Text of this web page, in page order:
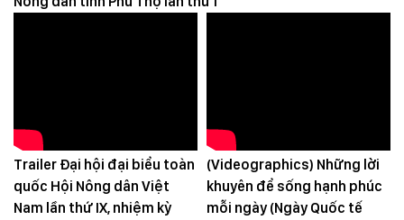
Trailer Đại hội đại biểu toàn
quốc Hội Nông dân Việt
Nam lần thứ IX, nhiệm kỳ
(Videographics) Những lời
khuyên để sống hạnh phúc
mỗi ngày (Ngày Quốc tế
CÔNG ĐIỆN V/v đảm bảo an toàn hạ du khi xả lũ hồ
Bộ Chính trị đồng ý "không kỷ luật những trường hợp
sinh con thứ ba"
19/02/2025